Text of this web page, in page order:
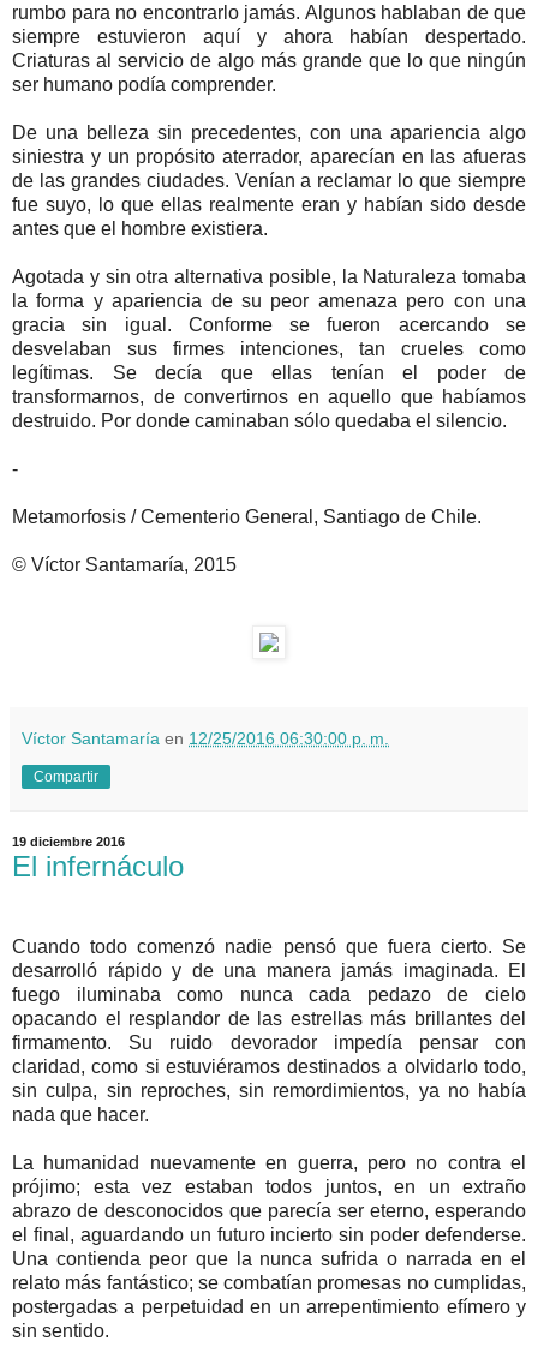
rumbo para no encontrarlo jamás. Algunos hablaban de que
siempre estuvieron aquí y ahora habían despertado.
Criaturas al servicio de algo más grande que lo que ningún
ser humano podía comprender.
De una belleza sin precedentes, con una apariencia algo
siniestra y un propósito aterrador, aparecían en las afueras
de las grandes ciudades. Venían a reclamar lo que siempre
fue suyo, lo que ellas realmente eran y habían sido desde
antes que el hombre existiera.
Agotada y sin otra alternativa posible, la Naturaleza tomaba
la forma y apariencia de su peor amenaza pero con una
gracia sin igual. Conforme se fueron acercando se
desvelaban sus firmes intenciones, tan crueles como
legítimas. Se decía que ellas tenían el poder de
transformarnos, de convertirnos en aquello que habíamos
destruido. Por donde caminaban sólo quedaba el silencio.
-
Metamorfosis / Cementerio General, Santiago de Chile.
© Víctor Santamaría, 2015
Víctor Santamaría en 12/25/2016 06:30:00 p. m.
Compartir
19 diciembre 2016
El infernáculo
Cuando todo comenzó nadie pensó que fuera cierto. Se
desarrolló rápido y de una manera jamás imaginada. El
fuego iluminaba como nunca cada pedazo de cielo
opacando el resplandor de las estrellas más brillantes del
firmamento. Su ruido devorador impedía pensar con
claridad, como si estuviéramos destinados a olvidarlo todo,
sin culpa, sin reproches, sin remordimientos, ya no había
nada que hacer.
La humanidad nuevamente en guerra, pero no contra el
prójimo; esta vez estaban todos juntos, en un extraño
abrazo de desconocidos que parecía ser eterno, esperando
el final, aguardando un futuro incierto sin poder defenderse.
Una contienda peor que la nunca sufrida o narrada en el
relato más fantástico; se combatían promesas no cumplidas,
postergadas a perpetuidad en un arrepentimiento efímero y
sin sentido.